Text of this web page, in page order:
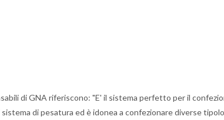
di GNA riferiscono: "E' il sistema perfetto per il
di pesatura ed è idonea a confezionare diverse